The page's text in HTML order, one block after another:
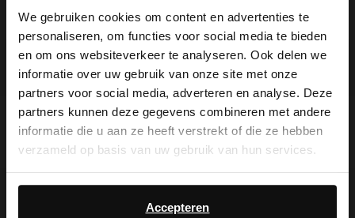
We gebruiken cookies om content en advertenties te
personaliseren, om functies voor social media te bieden
en om ons websiteverkeer te analyseren. Ook delen we
informatie over uw gebruik van onze site met onze
partners voor social media, adverteren en analyse. Deze
partners kunnen deze gegevens combineren met andere
informatie die u aan ze heeft verstrekt of die ze hebben
verzameld op basis van uw gebruik van hun services.
Daarnaast werken wij samen met Google voor
advertentie- en meetdoeleinden. Meer informatie over
Accepteren
Rode sandalen met hak
74.99
59.99
Rode muiltjes met hak en strik
69.99
41.99
- 60% - 60%
×
View this website in English?
It looks like your language isn't Dutch. Would
you like to switch to English?
English
No, stay in Dutch